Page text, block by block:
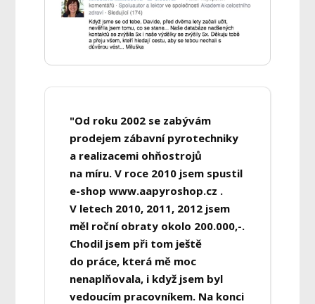
"Od roku 2002 se zabývám
prodejem zábavní pyrotechniky
a realizacemi ohňostrojů
na míru. V roce 2010 jsem spustil
e-shop www.aapyroshop.cz .
V letech 2010, 2011, 2012 jsem
měl roční obraty okolo 200.000,-.
Chodil jsem při tom ještě
do práce, která mě moc
nenaplňovala, i když jsem byl
vedoucím pracovníkem. Na konci